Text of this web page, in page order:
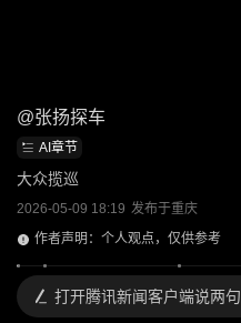
@张扬探车
AI章节
大众揽巡
2026-05-09 18:19 发布于重庆
作者声明：个人观点，仅供参考
打开腾讯新闻客户端说两句